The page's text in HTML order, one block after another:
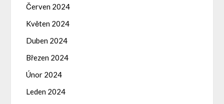
Červen 2024
Květen 2024
Duben 2024
Březen 2024
Únor 2024
Leden 2024